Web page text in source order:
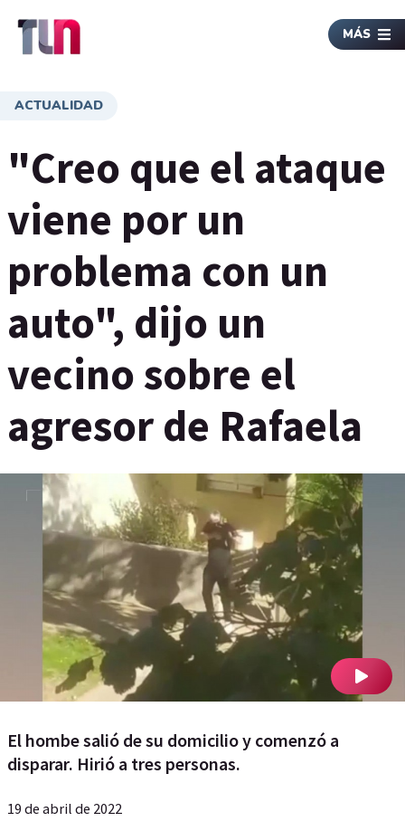
MÁS
ACTUALIDAD
"Creo que el ataque
viene por un
problema con un
auto", dijo un
vecino sobre el
agresor de Rafaela
El hombe salió de su domicilio y comenzó a
disparar. Hirió a tres personas.
19 de abril de 2022